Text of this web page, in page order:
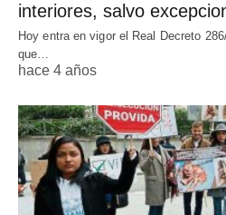
interiores, salvo
Hoy entra en vigor el Real Decreto
que…
hace 4 años